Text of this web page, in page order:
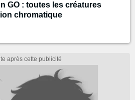
GO : toutes les créatures
chromatique